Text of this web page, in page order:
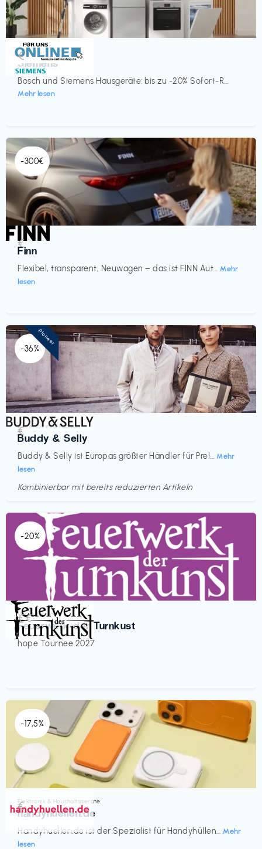
Küche & Haushalt
Siemens
Bosch und Siemens Hausgeräte: bis zu -20% Sofort-R...
Mehr lesen
€‎
-300€
Automobil
Finn
Flexibel, transparent, Neuwagen – das ist FINN Aut... Mehr
lesen
€‎
-36%
Accessoires & Fashion
Buddy & Selly
Buddy & Selly ist Europas größter Händler für Prel... Mehr
lesen
€‎
Kombinierbar mit bereits reduzierten Artikeln
Pioneer
-20%
Veranstaltung
Feuerwerk der Turnkust
hope Tournee 2027
€€‎
-17,5%
Elektronik & Haushaltsgeräte
handyhuellen.de
Handyhuellen.de ist der Spezialist für Handyhüllen... Mehr
lesen
€‎